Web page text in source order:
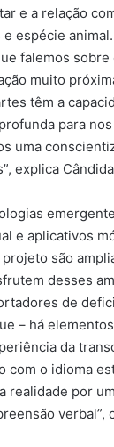
e a relação
espécie
falemos sobre
muito
têm a
para
uma
explica
e aplicativos
são
desses
de
– há
da
com o idioma
realidade por
verbal”,